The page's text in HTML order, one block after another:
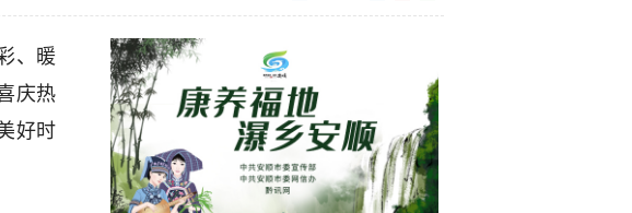
、暖
庆热
好时